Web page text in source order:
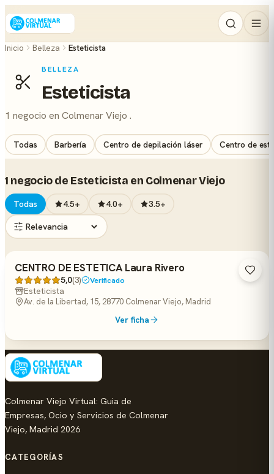
Inicio Belleza Esteticista
BELLEZA
Esteticista
1 negocio en Colmenar Viejo .
Todas Barbería Centro de depilación láser Centro de
1 negocio de Esteticista en Colmenar Viejo
Todas 4.5+ 4.0+ 3.5+
CENTRO DE ESTETICA Laura Rivero
5,0(3) Verificado
Esteticista
Av. de la Libertad, 15, 28770 Colmenar Viejo, Madrid
Ver ficha
Colmenar Viejo Virtual: Guia de
Empresas, Ocio y Servicios de Colmenar
Viejo, Madrid 2026
CATEGORÍAS